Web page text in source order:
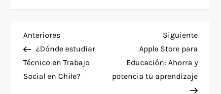
N
a
v
Entrada
anterior
Anteriores
¿Dónde estudiar
Técnico en Trabajo
Social en Chile?
Siguiente
Apple Store para
Educación: Ahorra y
potencia tu aprendizaje